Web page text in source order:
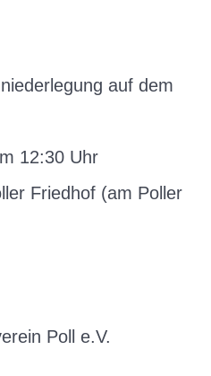
auf dem
12:30 Uhr
Friedhof (am Poller
Poll e.V.